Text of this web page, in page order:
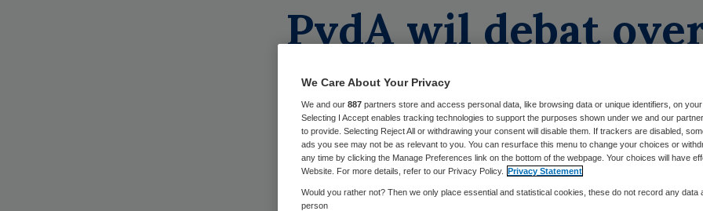
PvdA wil debat
snellere
coronavirus
Skipr Redactie 3 augustus 2020,08:00 411 keer gelezen
We Care About Your Privacy
We and our 887 partners store and access personal data, like browsing data or unique identifiers, on your
Selecting I Accept enables tracking technologies to support the purposes shown under we and our
to provide. Selecting Reject All or withdrawing your consent will disable them. If trackers are disabled,
ads you see may not be as relevant to you. You can resurface this menu to change your choices or
any time by clicking the Manage Preferences link on the bottom of the webpage. Your choices will have
Website. For more details, refer to our Privacy Policy. Privacy Statement
Would you rather not? Then we only place essential and statistical cookies, these do not record any data
person